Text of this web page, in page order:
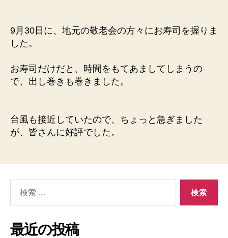
9月30日に、地元の敬老会の方々にお寿司を握りま
した。
お寿司だけだと、時間をもてあましてしまうの
で、出し巻きも巻きました。
台風も接近していたので、ちょっと急ぎました
が、皆さんに好評でした。
象:
最近の投稿